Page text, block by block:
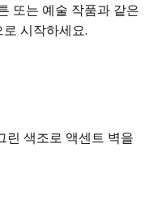
또는 예술 작품과 같은
시작하세요.
린 색조로 액센트 벽을